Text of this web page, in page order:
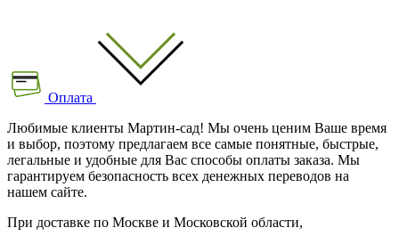
Оплата
Любимые клиенты Мартин-сад! Мы очень ценим Ваше время
и выбор, поэтому предлагаем все самые понятные, быстрые,
легальные и удобные для Вас способы оплаты заказа. Мы
гарантируем безопасность всех денежных переводов на
нашем сайте.
При доставке по Москве и Московской области,